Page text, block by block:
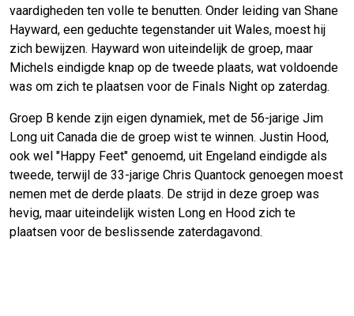
vaardigheden ten volle te benutten. Onder leiding van Shane
Hayward, een geduchte tegenstander uit Wales, moest hij
zich bewijzen. Hayward won uiteindelijk de groep, maar
Michels eindigde knap op de tweede plaats, wat voldoende
was om zich te plaatsen voor de Finals Night op zaterdag.
Groep B kende zijn eigen dynamiek, met de 56-jarige Jim
Long uit Canada die de groep wist te winnen. Justin Hood,
ook wel "Happy Feet" genoemd, uit Engeland eindigde als
tweede, terwijl de 33-jarige Chris Quantock genoegen moest
nemen met de derde plaats. De strijd in deze groep was
hevig, maar uiteindelijk wisten Long en Hood zich te
plaatsen voor de beslissende zaterdagavond.